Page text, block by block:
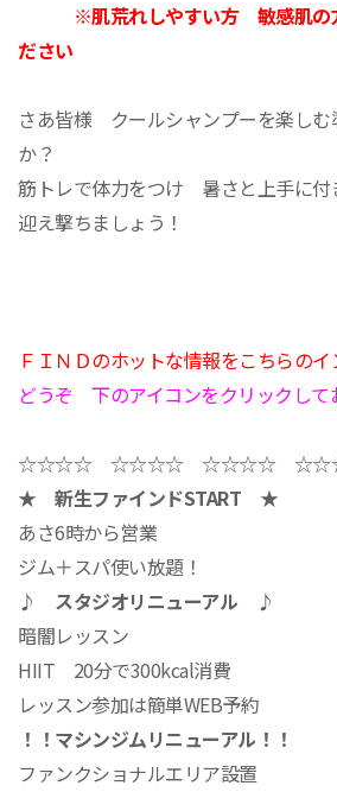
※肌荒れしやすい方 敏感肌の
ださい
さあ皆様 クールシャンプーを楽しむ
か？
筋トレで体力をつけ 暑さと上手に
迎え撃ちましょう！
ＦＩＮＤのホットな情報をこちらの
どうぞ 下のアイコンをクリックして
☆☆☆☆ ☆☆☆☆ ☆☆☆☆
★ 新生ファインドSTART ★
あさ6時から営業
ジム＋スパ使い放題！
♪ スタジオリニューアル ♪
暗闇レッスン
HIIT 20分で300kcal消費
レッスン参加は簡単WEB予約
！！ マシンジムリニューアル！！
ファンクショナルエリア設置